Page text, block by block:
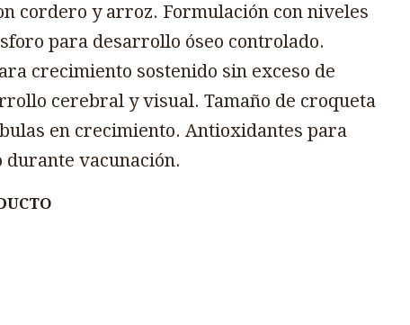
cordero y arroz. Formulación con niveles
para desarrollo óseo controlado.
crecimiento sostenido sin exceso de
cerebral y visual. Tamaño de croqueta
en crecimiento. Antioxidantes para
vacunación.